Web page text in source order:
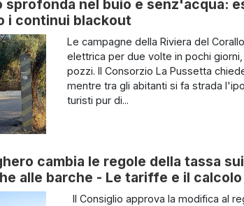
sprofonda nel buio e senz'acqua:
i continui blackout
Le campagne della Riviera del
elettrica per due volte in pochi
pozzi. Il Consorzio La Pussetta
mentre tra gli abitanti si fa strada
turisti pur di...
cambia le regole della tassa
alle barche - Le tariffe e il calcolo
Il Consiglio approva la modifica al